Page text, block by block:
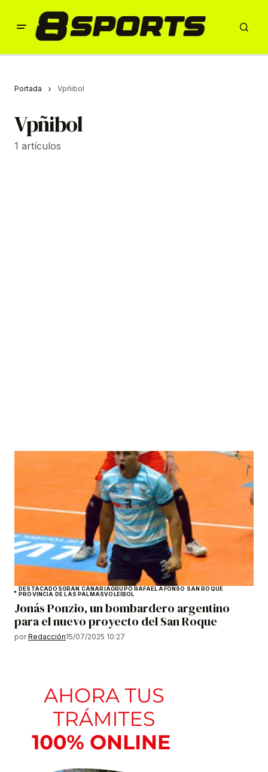
Portada Vpñibol
Vpñibol
1 artículos
DESTACADOSGRAN CANARIAGRUPO RAFAEL AFONSO SAN ROQUE
PROVINCIA DE LAS PALMASVOLEIBOL
Jonás Ponzio, un bombardero argentino
para el nuevo proyecto del San Roque
por Redacción15/07/2025 10:27